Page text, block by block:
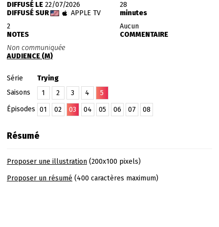
DIFFUSÉ LE22/07/2026
DIFFUSÉ SUR
APPLE TV
28
minutes
2
NOTES
Aucun
COMMENTAIRE
Non communiquée
AUDIENCE (M)
Série
Trying
Saisons
1 2 3 4
5
Épisodes
01 02 03 04 05 06 07 08
Résumé
Proposer une illustration(200x100 pixels)
Proposer un résumé (400 caractères maximum)